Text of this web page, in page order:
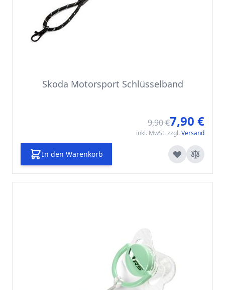
Skoda Motorsport Schlüsselband
7,90 €
9,90 €
inkl. MwSt. zzgl. Versand
In den Warenkorb